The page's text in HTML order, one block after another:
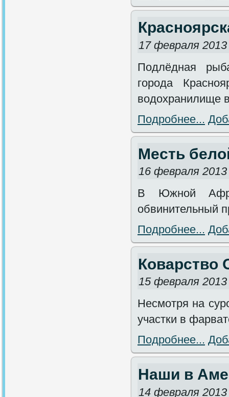
17 февраля 2013
Подлёдная
города
водохранилище
Подробнее...
Месть
16 февраля 2013
В Южной
обвинительный
Подробнее...
Коварство
15 февраля 2013
Несмотря на
участки в
Подробнее...
Наши в
14 февраля 2013